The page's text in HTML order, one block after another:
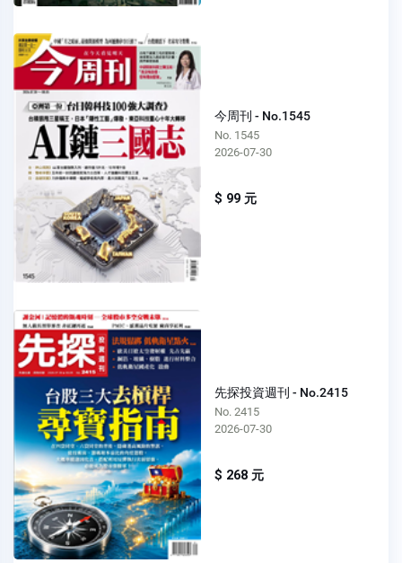
今周刊 - No.1545
No. 1545
2026-07-30
$ 99 元
先探投資週刊 - No.2415
No. 2415
2026-07-30
$ 268 元